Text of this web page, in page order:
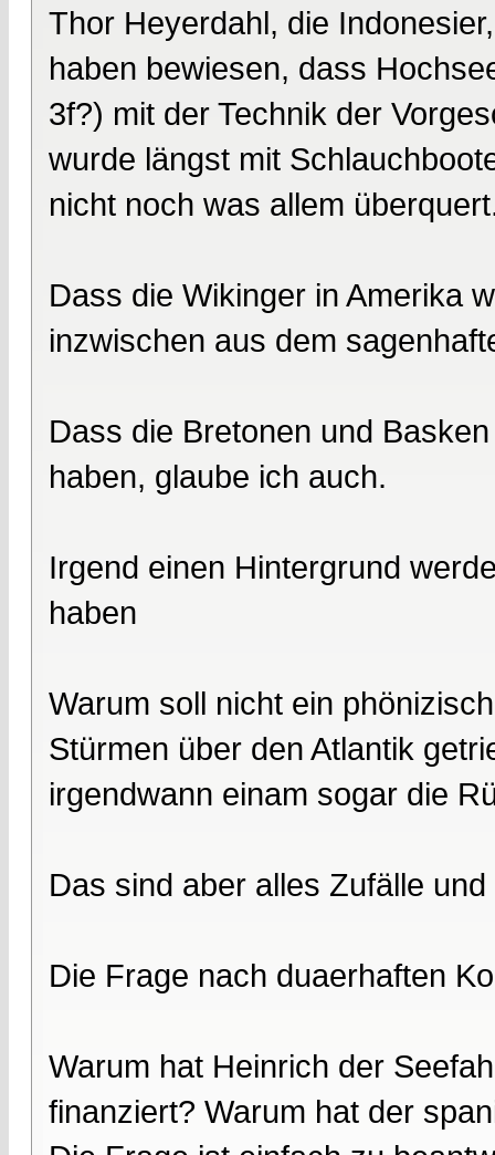
Thor Heyerdahl, die
haben bewiesen, dass
3f?) mit der Technik der
wurde längst mit
nicht noch was allem
Dass die Wikinger in Amerika
inzwischen aus dem
Dass die Bretonen und
haben, glaube ich auch.
Irgend einen Hintergrund
haben
Warum soll nicht ein
Stürmen über den Atlantik
irgendwann einam sogar die
Das sind aber alles Zufälle
Die Frage nach duaerhaften
Warum hat Heinrich der
finanziert? Warum hat der